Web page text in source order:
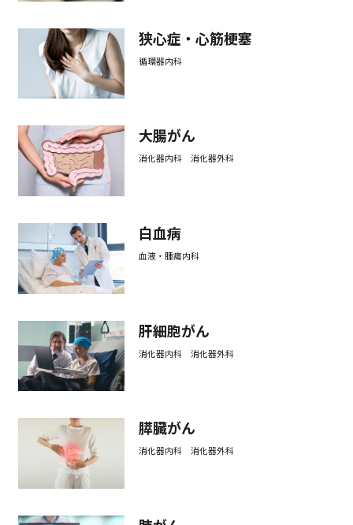
狭心症・心筋梗塞
循環器内科
大腸がん
消化器内科 消化器外科
白血病
血液・腫瘍内科
肝細胞がん
消化器内科 消化器外科
膵臓がん
消化器内科 消化器外科